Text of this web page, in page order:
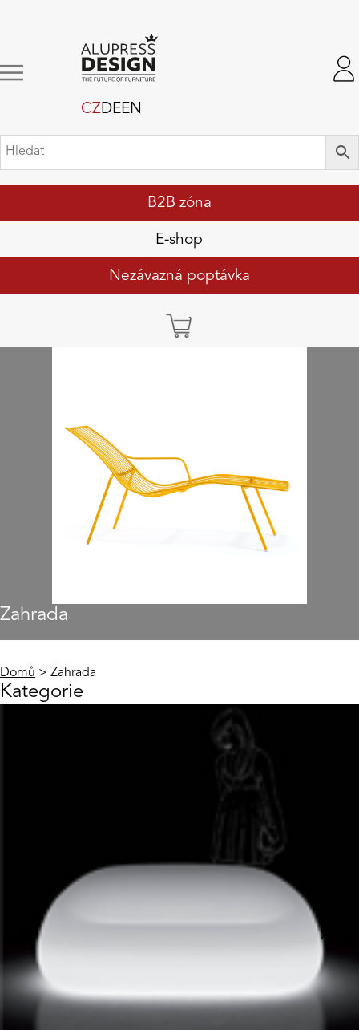
B2B zóna
E-shop
Nezávazná poptávka
CZDEEN
Zahrada
Domů > Zahrada
Kategorie